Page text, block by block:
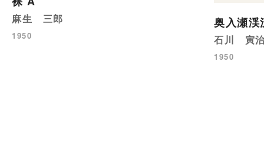
麻生 三郎
1950
奥入瀬渓
石川 寅
1950